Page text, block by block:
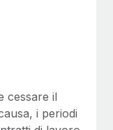
cessare il
i periodi